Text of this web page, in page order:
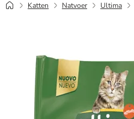
Katten Natvoer Ultima